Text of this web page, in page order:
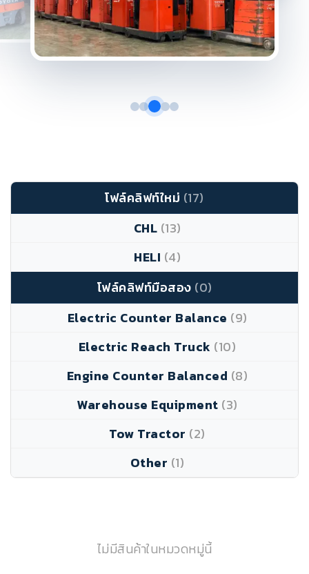
โฟล์คลิฟท์ใหม่ (17)
CHL (13)
HELI (4)
โฟล์คลิฟท์มือสอง (0)
Electric Counter Balance (9)
Electric Reach Truck (10)
Engine Counter Balanced (8)
Warehouse Equipment (3)
Tow Tractor (2)
Other (1)
ไม่มีสินค้าในหมวดหมู่นี้